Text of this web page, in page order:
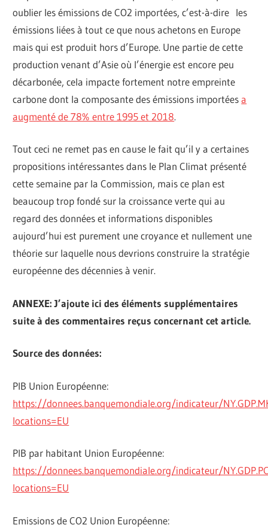
oublier les émissions de CO2 importées, c’est-à-dire les
émissions liées à tout ce que nous achetons en Europe
mais qui est produit hors d’Europe. Une partie de cette
production venant d’Asie où l’énergie est encore peu
décarbonée, cela impacte fortement notre empreinte
carbone dont la composante des émissions importéesa
augmenté de 78% entre 1995 et 2018.
Tout ceci ne remet pas en cause le fait qu’il y a certaines
propositions intéressantes dans le Plan Climat présenté
cette semaine par la Commission, mais ce plan est
beaucoup trop fondé sur la croissance verte qui au
regard des données et informations disponibles
aujourd’hui est purement une croyance et nullement une
théorie sur laquelle nous devrions construire la stratégie
européenne des décennies à venir.
ANNEXE: J’ajoute ici des éléments supplémentaires
suite à des commentaires reçus concernant cet article.
Source des données:
PIB Union Européenne:
https://donnees.banquemondiale.org/indicateur/
locations=EU
PIB par habitant Union Européenne:
https://donnees.banquemondiale.org/indicateur/
locations=EU
Emissions de CO2 Union Européenne: